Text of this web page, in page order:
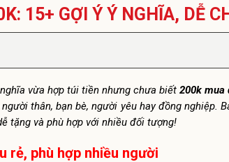
15+ GỢI Ý Ý NGHĨA, DỄ
vừa hợp túi tiền nhưng chưa biết200k mua
thân, bạn bè, người yêu hay đồng nghiệp.
tặng và phù hợp với nhiều đối tượng!
rẻ, phù hợp nhiều người